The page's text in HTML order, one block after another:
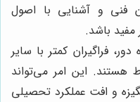
فنی و آشنایی با اصول
مفید باشد.
فراگیران کمتر با سایر
هستند. این امر می‌تواند
و افت عملکرد تحصیلی